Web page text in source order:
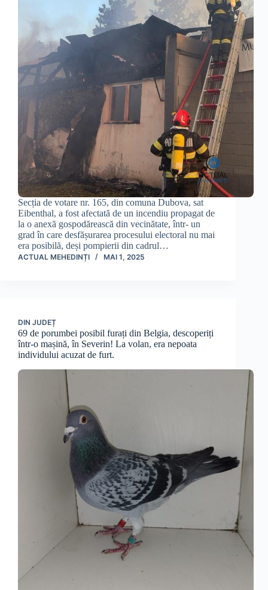
Secția de votare nr. 165, din comuna Dubova, sat
Eibenthal, a fost afectată de un incendiu propagat de
la o anexă gospodărească din vecinătate, într- un
grad în care desfășurarea procesului electoral nu mai
era posibilă, deși pompierii din cadrul…
ACTUAL MEHEDINȚI MAI 1, 2025
DIN JUDEȚ
69 de porumbei posibil furați din Belgia, descoperiți
într-o mașină, în Severin! La volan, era nepoata
individului acuzat de furt.